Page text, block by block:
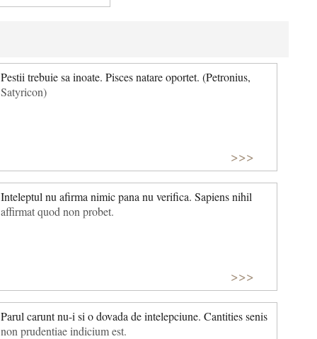
Pestii trebuie sa inoate. Pisces natare oportet. (Petronius,
Satyricon)
>>>
Inteleptul nu afirma nimic pana nu verifica. Sapiens nihil
affirmat quod non probet.
>>>
Parul carunt nu-i si o dovada de intelepciune. Cantities senis
non prudentiae indicium est.